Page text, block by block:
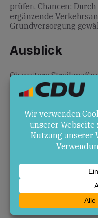
prüfen. Chancen:
ergänzende
Grundversorgung
Ausblick
Ob weitere
weiteren
ab. Fahrgäste sollten
Quellen
Nahverkehr auf
Verdi-ÖPNV-
Infos zum Streik
rnv wird nicht